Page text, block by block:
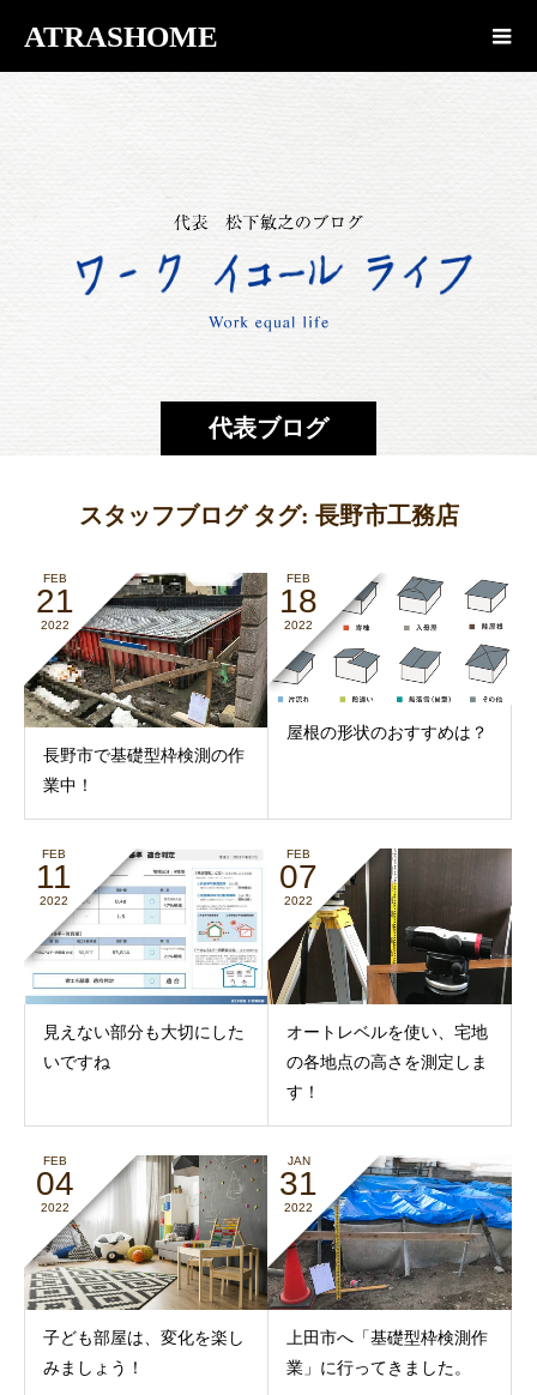
ATRASHOME
代表ブログ
スタッフブログ タグ: 長野市工務店
FEB
21
2022
長野市で基礎型枠検測の作
業中！
FEB
18
2022
屋根の形状のおすすめは？
FEB
11
2022
見えない部分も大切にした
いですね
FEB
07
2022
オートレベルを使い、宅地
の各地点の高さを測定しま
す！
FEB
04
2022
子ども部屋は、変化を楽し
みましょう！
JAN
31
2022
上田市へ「基礎型枠検測作
業」に行ってきました。